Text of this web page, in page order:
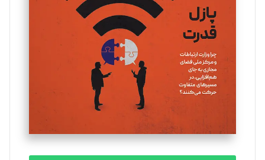
یسنا امان‌پور
تحریریه
ملینا جعفری
تحریریه
مصطفی مسجدی آرانی
تحریریه